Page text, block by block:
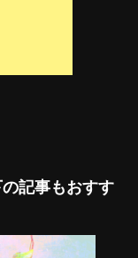
記事もおすす